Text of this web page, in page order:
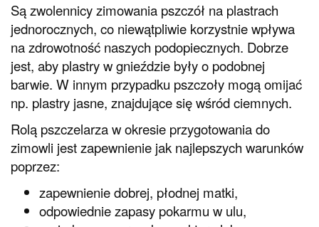
Są zwolennicy zimowania pszczół na plastrach
jednorocznych, co niewątpliwie korzystnie wpływa
na zdrowotność naszych podopiecznych. Dobrze
jest, aby plastry w gnieździe były o podobnej
barwie. W innym przypadku pszczoły mogą omijać
np. plastry jasne, znajdujące się wśród ciemnych.
Rolą pszczelarza w okresie przygotowania do
zimowli jest zapewnienie jak najlepszych warunków
poprzez:
zapewnienie dobrej, płodnej matki,
odpowiednie zapasy pokarmu w ulu,